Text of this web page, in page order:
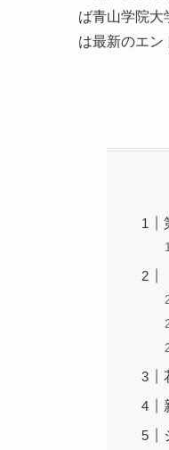
ば青山学院大
は最新のエン